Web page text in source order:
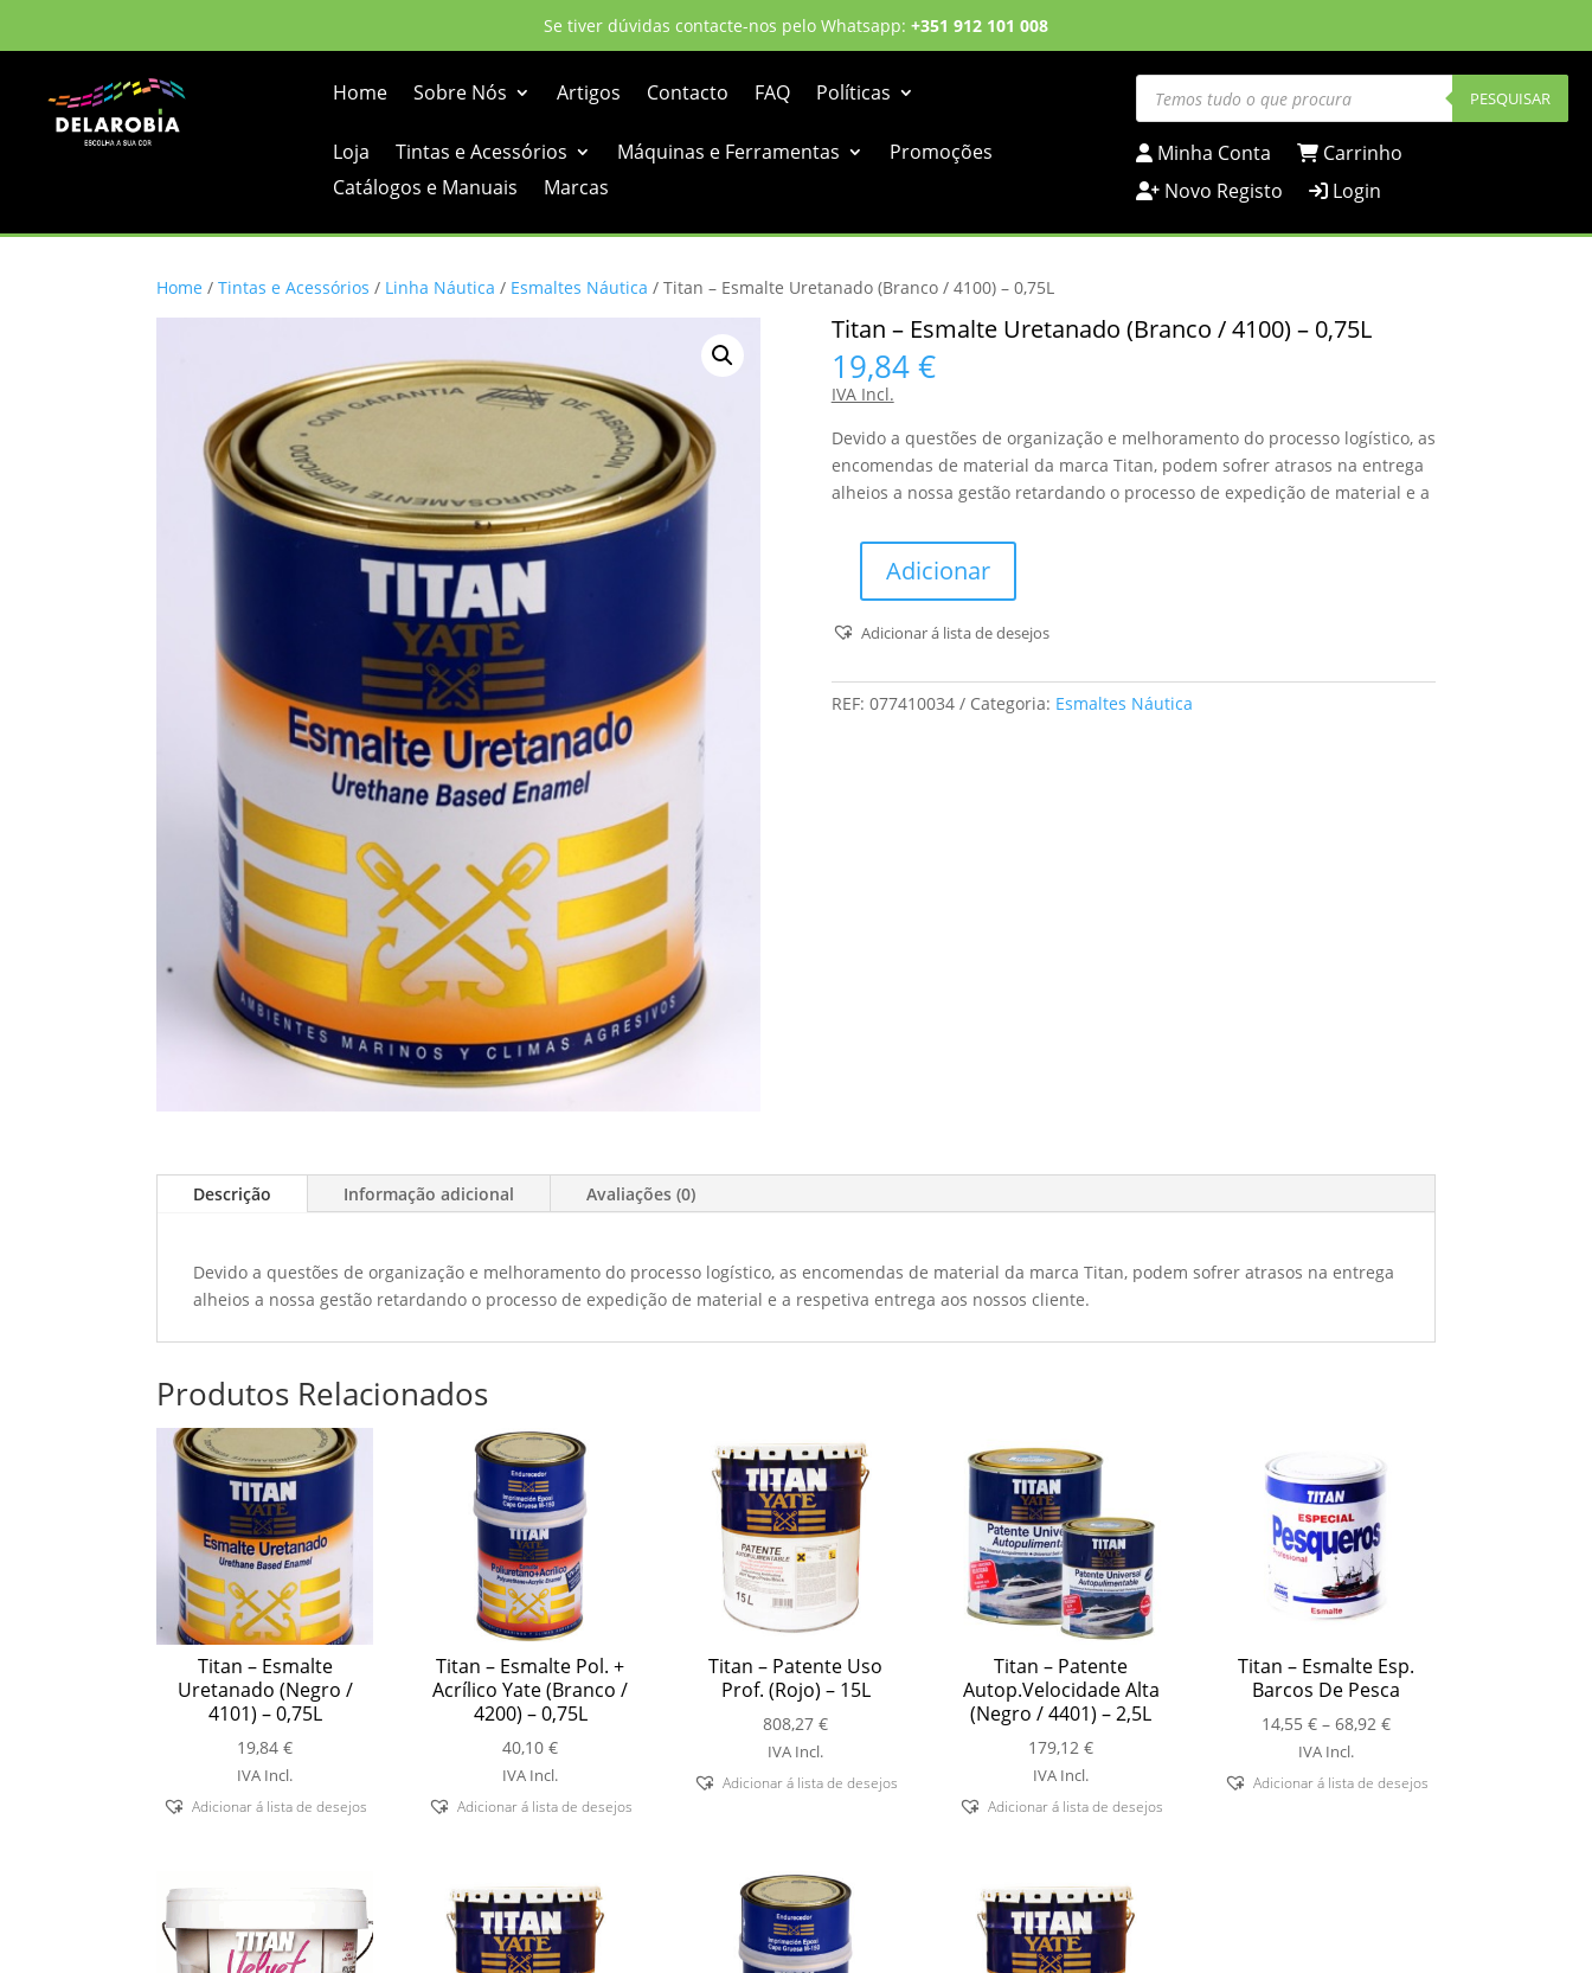
Se tiver dúvidas contacte-nos pelo Whatsapp: +351 912 101 008
Home Sobre Nós Artigos Contacto FAQ Políticas Products
search PESQUISAR
Loja Tintas e Acessórios Máquinas e Ferramentas
Promoções
Catálogos e Manuais
Marcas
Minha Conta
Carrinho
Novo Registo
Login
Home / Tintas e Acessórios / Linha Náutica / Esmaltes Náutica / Titan – Esmalte Uretanado (Branco / 4100) – 0,75L
Titan – Esmalte Uretanado (Branco / 4100) – 0,75L
19,84€
IVA Incl.
Devido a questões de organização e melhoramento do processo logístico, as
encomendas de material da marca Titan, podem sofrer atrasos na entrega
alheios a nossa gestão retardando o processo de expedição de material e a
Quantidade
Titan
Adicionar
Adicionar á lista de desejos
REF: 077410034 Categoria: Esmaltes Náutica
Descrição Informação adicional Avaliações (0)
Devido a questões de organização e melhoramento do processo logístico, as encomendas de material da marca Titan, podem sofrer atrasos na entrega
alheios a nossa gestão retardando o processo de expedição de material e a respetiva entrega aos nossos cliente.
Produtos Relacionados
Titan – Esmalte
Uretanado (Negro /
4101) – 0,75L
19,84€
IVA Incl.
Adicionar á lista de desejos
Titan – Esmalte Pol. +
Acrílico Yate (Branco /
4200) – 0,75L
40,10€
IVA Incl.
Adicionar á lista de desejos
Titan – Patente Uso
Prof. (Rojo) – 15L
808,27€
IVA Incl.
Adicionar á lista de desejos
Titan – Patente
Autop.Velocidade Alta
(Negro / 4401) – 2,5L
179,12€
IVA Incl.
Adicionar á lista de desejos
Titan – Esmalte Esp.
Barcos De Pesca
14,55€ – 68,92€Price
14,55 €
through
IVA Incl.
Adicionar á lista de desejos